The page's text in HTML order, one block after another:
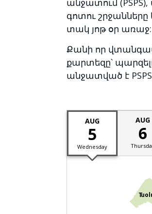
անջատում
գոտու
տակ յոթ օր առաջ:
Քանի որ
քարտեզը՝
անջատված է
AUG
5
Wednesday
AUG
6
T